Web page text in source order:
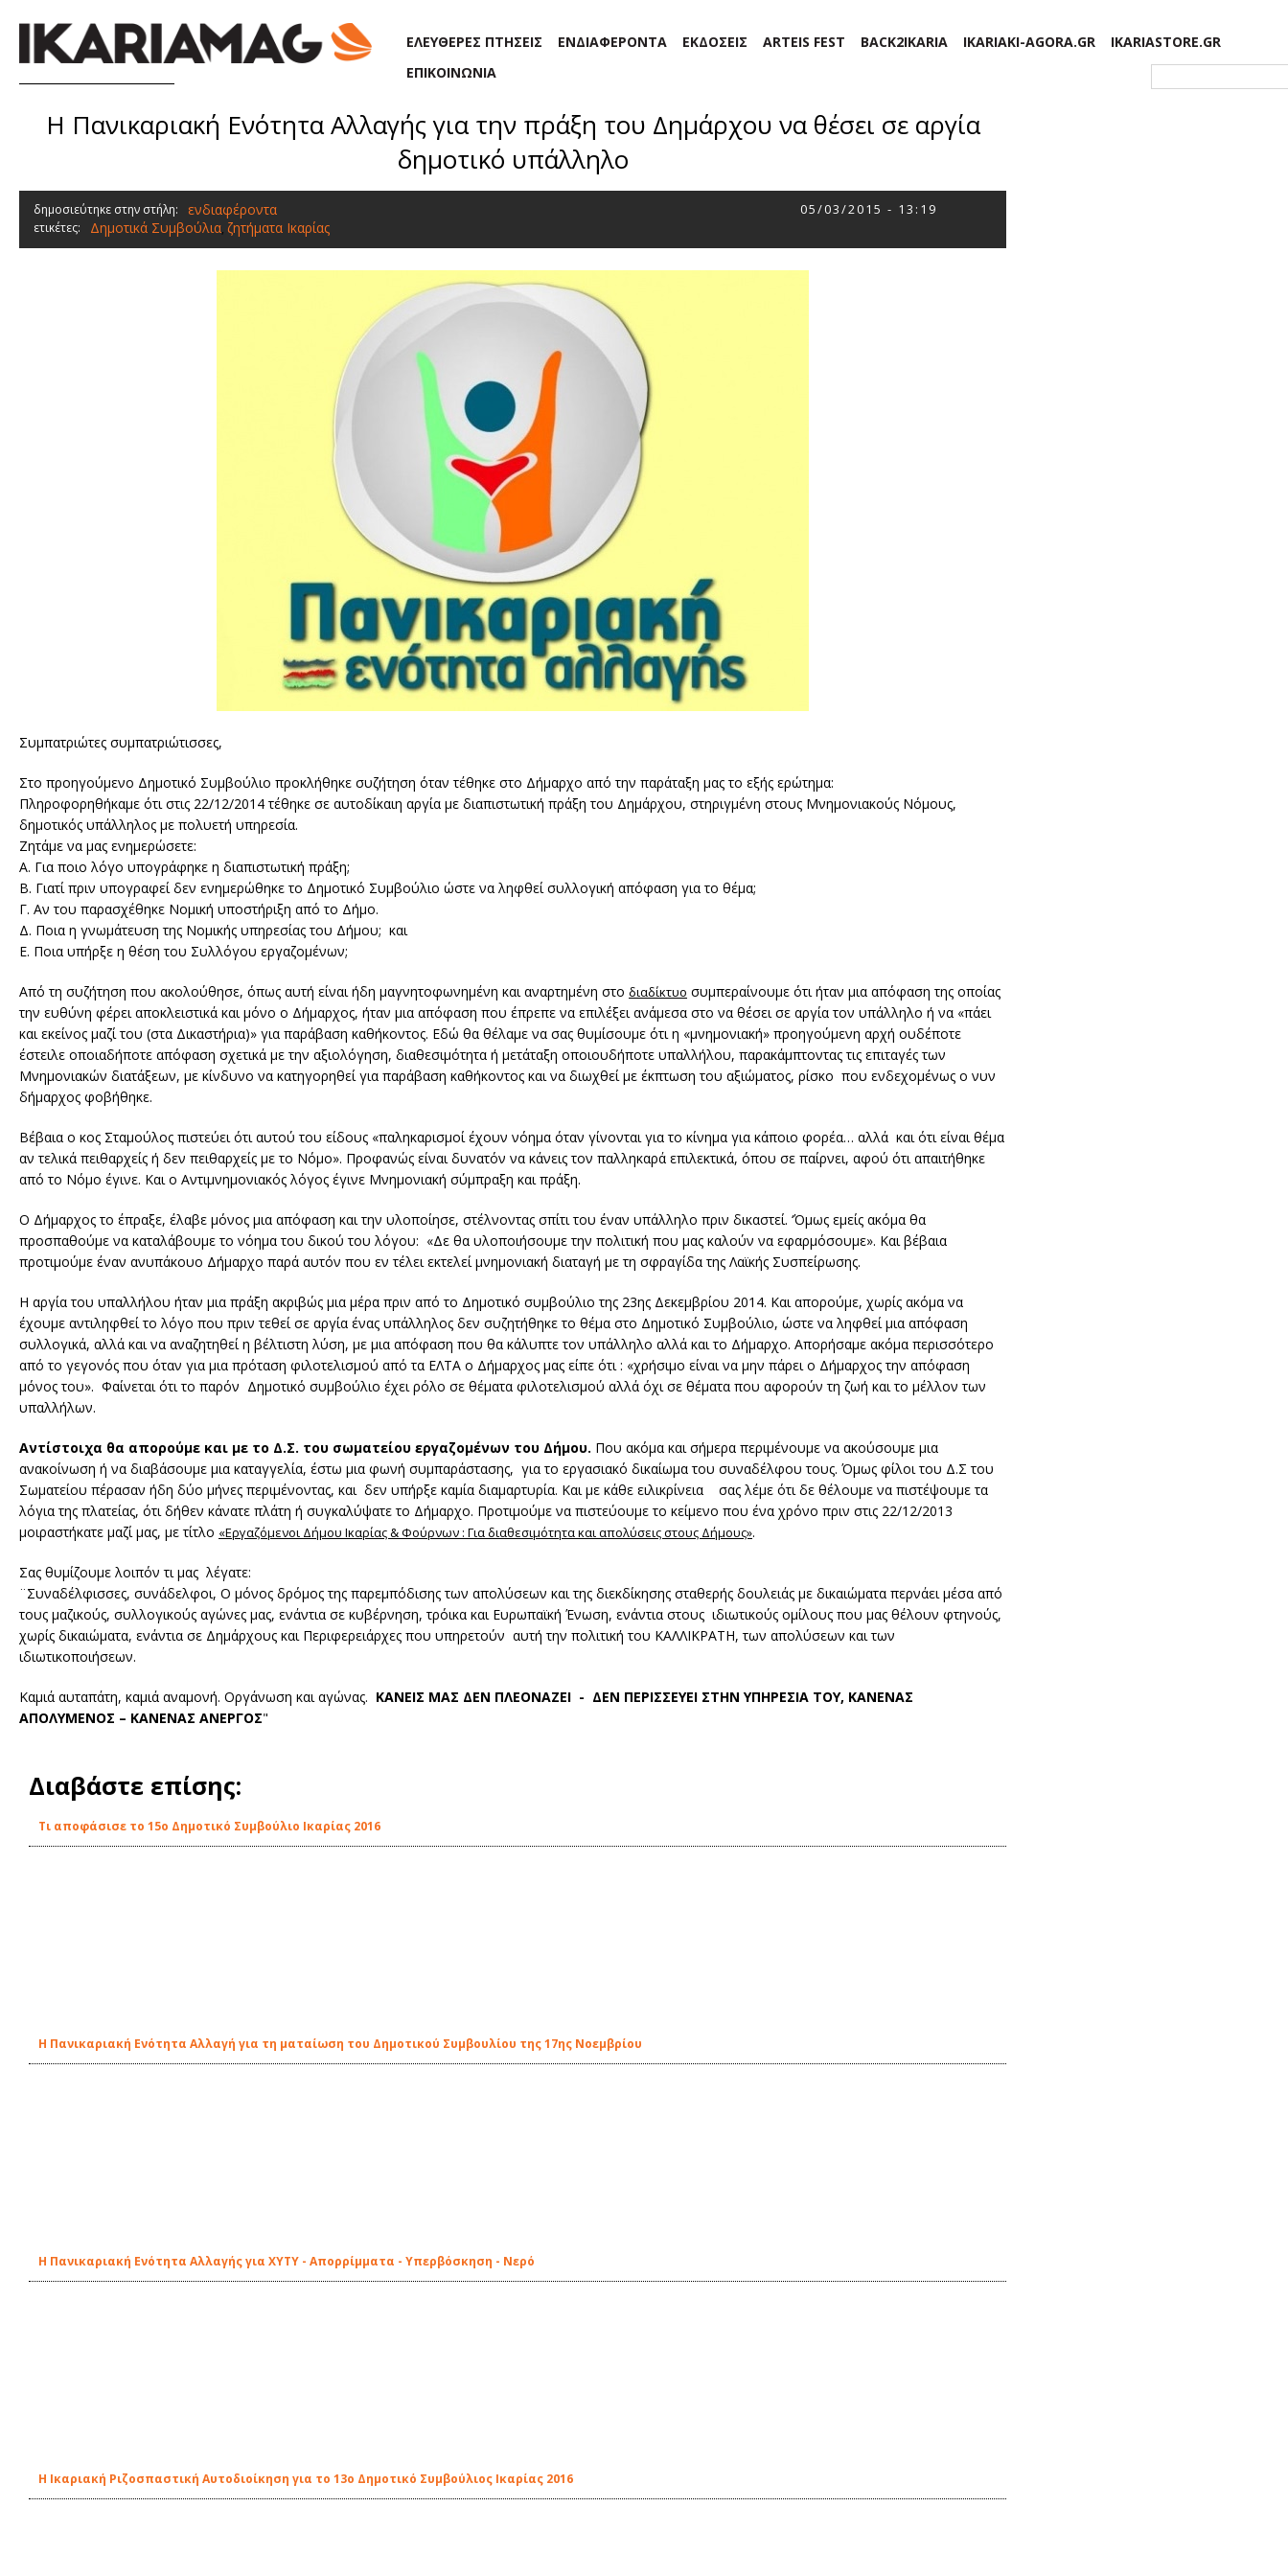
ΕΛΕΥΘΕΡΕΣ ΠΤΗΣΕΙΣ ΕΝΔΙΑΦΕΡΟΝΤΑ ΕΚΔΟΣΕΙΣ ARTEIS FEST BACK2IKARIA IKARIAKI-AGORA.GR
IKARIASTORE.GR
ΕΠΙΚΟΙΝΩΝΙΑ
H Πανικαριακή Ενότητα Αλλαγής για την πράξη του Δημάρχου να θέσει σε αργία
δημοτικό υπάλληλο
δημοσιεύτηκε στην στήλη: ενδιαφέροντα 05/03/2015 - 13:19
ετικέτες: Δημοτικά Συμβούλια, ζητήματα Ικαρίας
Συμπατριώτες συμπατριώτισσες,
Στο προηγούμενο Δημοτικό Συμβούλιο προκλήθηκε συζήτηση όταν τέθηκε στο Δήμαρχο από την παράταξη μας το εξής ερώτημα:
Πληροφορηθήκαμε ότι στις 22/12/2014 τέθηκε σε αυτοδίκαιη αργία με διαπιστωτική πράξη του Δημάρχου, στηριγμένη στους Μνημονιακούς Νόμους,
δημοτικός υπάλληλος με πολυετή υπηρεσία.
Ζητάμε να μας ενημερώσετε:
Α. Για ποιο λόγο υπογράφηκε η διαπιστωτική πράξη;
Β. Γιατί πριν υπογραφεί δεν ενημερώθηκε το Δημοτικό Συμβούλιο ώστε να ληφθεί συλλογική απόφαση για το θέμα;
Γ. Αν του παρασχέθηκε Νομική υποστήριξη από το Δήμο.
Δ. Ποια η γνωμάτευση της Νομικής υπηρεσίας του Δήμου; και
Ε. Ποια υπήρξε η θέση του Συλλόγου εργαζομένων;
Από τη συζήτηση που ακολούθησε, όπως αυτή είναι ήδη μαγνητοφωνημένη και αναρτημένη στο διαδίκτυο συμπεραίνουμε ότι ήταν μια απόφαση της οποίας
την ευθύνη φέρει αποκλειστικά και μόνο ο Δήμαρχος, ήταν μια απόφαση που έπρεπε να επιλέξει ανάμεσα στο να θέσει σε αργία τον υπάλληλο ή να «πάει
και εκείνος μαζί του (στα Δικαστήρια)» για παράβαση καθήκοντος. Εδώ θα θέλαμε να σας θυμίσουμε ότι η «μνημονιακή» προηγούμενη αρχή ουδέποτε
έστειλε οποιαδήποτε απόφαση σχετικά με την αξιολόγηση, διαθεσιμότητα ή μετάταξη οποιουδήποτε υπαλλήλου, παρακάμπτοντας τις επιταγές των
Μνημονιακών διατάξεων, με κίνδυνο να κατηγορηθεί για παράβαση καθήκοντος και να διωχθεί με έκπτωση του αξιώματος, ρίσκο που ενδεχομένως ο νυν
δήμαρχος φοβήθηκε.
Βέβαια ο κος Σταμούλος πιστεύει ότι αυτού του είδους «παληκαρισμοί έχουν νόημα όταν γίνονται για το κίνημα για κάποιο φορέα… αλλά και ότι είναι θέμα
αν τελικά πειθαρχείς ή δεν πειθαρχείς με το Νόμο». Προφανώς είναι δυνατόν να κάνεις τον παλληκαρά επιλεκτικά, όπου σε παίρνει, αφού ότι απαιτήθηκε
από το Νόμο έγινε. Και ο Αντιμνημονιακός λόγος έγινε Μνημονιακή σύμπραξη και πράξη.
Ο Δήμαρχος το έπραξε, έλαβε μόνος μια απόφαση και την υλοποίησε, στέλνοντας σπίτι του έναν υπάλληλο πριν δικαστεί. ‘Όμως εμείς ακόμα θα
προσπαθούμε να καταλάβουμε το νόημα του δικού του λόγου: «Δε θα υλοποιήσουμε την πολιτική που μας καλούν να εφαρμόσουμε». Και βέβαια
προτιμούμε έναν ανυπάκουο Δήμαρχο παρά αυτόν που εν τέλει εκτελεί μνημονιακή διαταγή με τη σφραγίδα της Λαϊκής Συσπείρωσης.
Η αργία του υπαλλήλου ήταν μια πράξη ακριβώς μια μέρα πριν από το Δημοτικό συμβούλιο της 23ης Δεκεμβρίου 2014. Και απορούμε, χωρίς ακόμα να
έχουμε αντιληφθεί το λόγο που πριν τεθεί σε αργία ένας υπάλληλος δεν συζητήθηκε το θέμα στο Δημοτικό Συμβούλιο, ώστε να ληφθεί μια απόφαση
συλλογικά, αλλά και να αναζητηθεί η βέλτιστη λύση, με μια απόφαση που θα κάλυπτε τον υπάλληλο αλλά και το Δήμαρχο. Απορήσαμε ακόμα περισσότερο
από το γεγονός που όταν για μια πρόταση φιλοτελισμού από τα ΕΛΤΑ ο Δήμαρχος μας είπε ότι : «χρήσιμο είναι να μην πάρει ο Δήμαρχος την απόφαση
μόνος του». Φαίνεται ότι το παρόν Δημοτικό συμβούλιο έχει ρόλο σε θέματα φιλοτελισμού αλλά όχι σε θέματα που αφορούν τη ζωή και το μέλλον των
υπαλλήλων.
Αντίστοιχα θα απορούμε και με το Δ.Σ. του σωματείου εργαζομένων του Δήμου. Που ακόμα και σήμερα περιμένουμε να ακούσουμε μια
ανακοίνωση ή να διαβάσουμε μια καταγγελία, έστω μια φωνή συμπαράστασης, για το εργασιακό δικαίωμα του συναδέλφου τους. Όμως φίλοι του Δ.Σ του
Σωματείου πέρασαν ήδη δύο μήνες περιμένοντας, και δεν υπήρξε καμία διαμαρτυρία. Και με κάθε ειλικρίνεια σας λέμε ότι δε θέλουμε να πιστέψουμε τα
λόγια της πλατείας, ότι δήθεν κάνατε πλάτη ή συγκαλύψατε το Δήμαρχο. Προτιμούμε να πιστεύουμε το κείμενο που ένα χρόνο πριν στις 22/12/2013
μοιραστήκατε μαζί μας, με τίτλο «Εργαζόμενοι Δήμου Ικαρίας & Φούρνων : Για διαθεσιμότητα και απολύσεις στους Δήμους».
Σας θυμίζουμε λοιπόν τι μας λέγατε:
¨Συναδέλφισσες, συνάδελφοι, Ο μόνος δρόμος της παρεμπόδισης των απολύσεων και της διεκδίκησης σταθερής δουλειάς με δικαιώματα περνάει μέσα από
τους μαζικούς, συλλογικούς αγώνες μας, ενάντια σε κυβέρνηση, τρόικα και Ευρωπαϊκή Ένωση, ενάντια στους ιδιωτικούς ομίλους που μας θέλουν φτηνούς,
χωρίς δικαιώματα, ενάντια σε Δημάρχους και Περιφερειάρχες που υπηρετούν αυτή την πολιτική του ΚΑΛΛΙΚΡΑΤΗ, των απολύσεων και των
ιδιωτικοποιήσεων.
Καμιά αυταπάτη, καμιά αναμονή. Οργάνωση και αγώνας. ΚΑΝΕΙΣ ΜΑΣ ΔΕΝ ΠΛΕΟΝΑΖΕΙ - ΔΕΝ ΠΕΡΙΣΣΕΥΕΙ ΣΤΗΝ ΥΠΗΡΕΣΙΑ ΤΟΥ, ΚΑΝΕΝΑΣ
ΑΠΟΛΥΜΕΝΟΣ – ΚΑΝΕΝΑΣ ΑΝΕΡΓΟΣ"
Διαβάστε επίσης:
Τι αποφάσισε το 15ο Δημοτικό Συμβούλιο Ικαρίας 2016
Η Πανικαριακή Ενότητα Αλλαγή για τη ματαίωση του Δημοτικού Συμβουλίου της 17ης Νοεμβρίου
Η Πανικαριακή Ενότητα Αλλαγής για ΧΥΤΥ - Απορρίμματα - Υπερβόσκηση - Νερό
Η Ικαριακή Ριζοσπαστική Αυτοδιοίκηση για το 13ο Δημοτικό Συμβούλιος Ικαρίας 2016